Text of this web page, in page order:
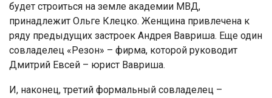
будет строиться на земле академии МВД,
принадлежит Ольге Клецко. Женщина привлечена к
ряду предыдущих застроек Андрея Вавриша. Еще один
совладелец «Резон» – фирма, которой руководит
Дмитрий Евсей – юрист Вавриша.
И, наконец, третий формальный совладелец –